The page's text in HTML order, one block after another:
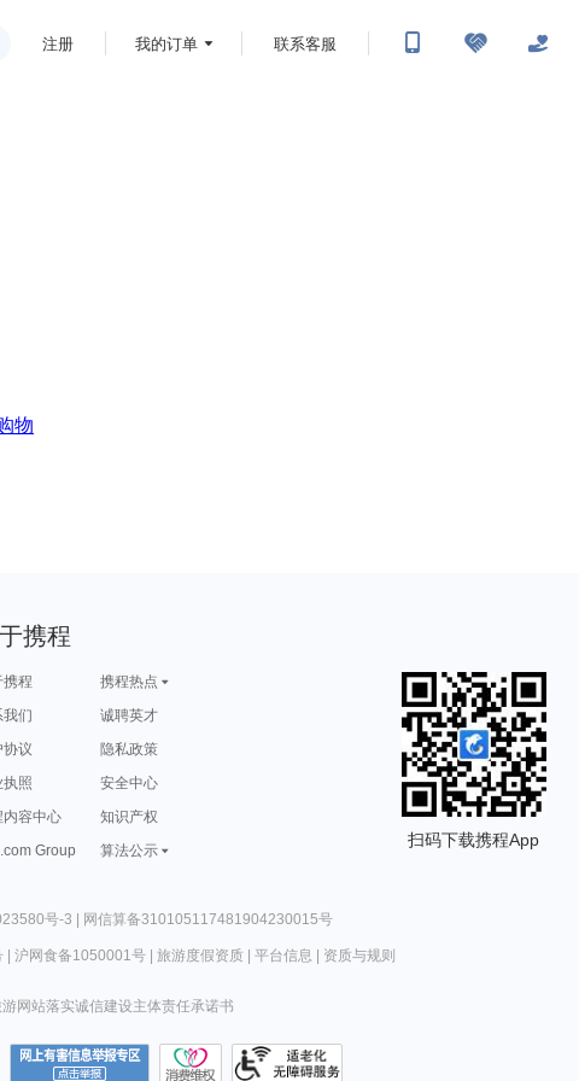
注册 我的订单 联系客服
物
携程
携程
携程热点
我们
诚聘英才
协议
隐私政策
执照
安全中心
内容中心
知识产权
Group
算法公示
扫码下载携程App
号-3 | 网信算备310105117481904230015号
| 沪网食备1050001号| 旅游度假资质| 平台信息 资质与规则
游网站落实诚信建设主体责任承诺书